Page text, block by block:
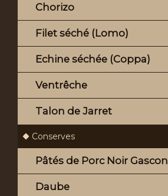
Chorizo
Filet séché (Lomo)
Echine séchée (Coppa)
Ventrêche
Talon de Jarret
Conserves
Pâtés de Porc Noir Gascon
Daube